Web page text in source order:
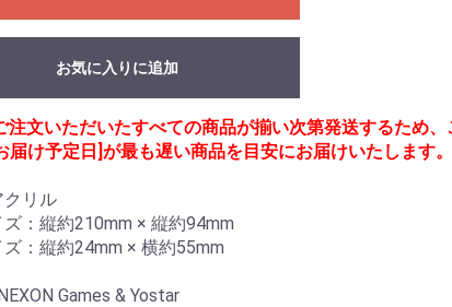
お気に入りに追加
注文いただいたすべての商品が揃い次第発送するため、
届け予定日]が最も遅い商品を目安にお届けいたします。
クリル
：縦約210mm × 縦約94mm
：縦約24mm × 横約55mm
Games & Yostar